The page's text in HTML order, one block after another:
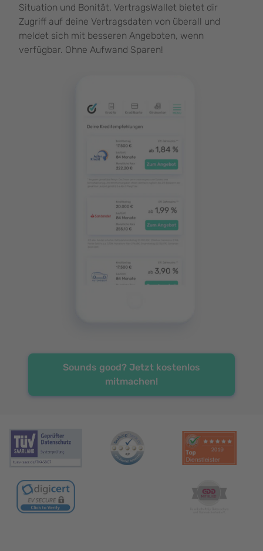
Situation und Bonität. VertragsWallet bietet dir
Zugriff auf deine Vertragsdaten von überall und
meldet sich mit besseren Angeboten, wenn
verfügbar. Ohne Aufwand Sparen!
Sounds good? Jetzt kostenlos
mitmachen!